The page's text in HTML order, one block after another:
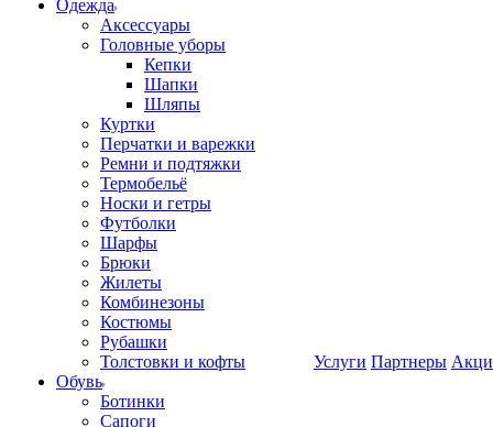
Одежда
Аксессуары
Головные уборы
Кепки
Шапки
Шляпы
Куртки
Перчатки и варежки
Ремни и подтяжки
Термобельё
Носки и гетры
Футболки
Шарфы
Брюки
Жилеты
Комбинезоны
Костюмы
Рубашки
Толстовки и кофты
Обувь
Ботинки
Сапоги
Услуги Партнеры